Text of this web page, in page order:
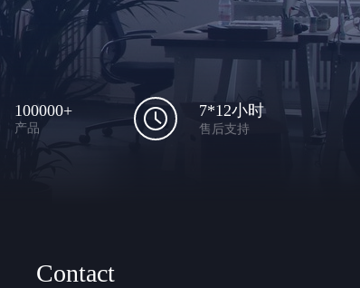
100000+
产品
7*12小时
售后支持
Contact